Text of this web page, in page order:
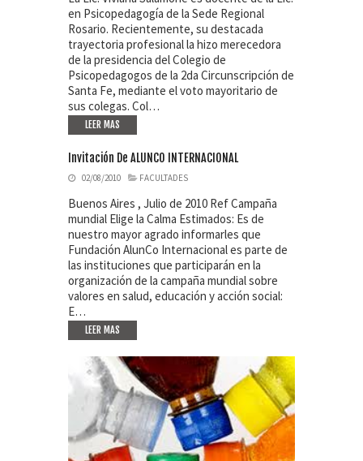
en Psicopedagogía de la Sede Regional
Rosario. Recientemente, su destacada
trayectoria profesional la hizo merecedora
de la presidencia del Colegio de
Psicopedagogos de la 2da Circunscripción de
Santa Fe, mediante el voto mayoritario de
sus colegas. Col…
LEER MAS
Invitación De ALUNCO INTERNACIONAL
02/08/2010 FACULTADES
Buenos Aires , Julio de 2010 Ref Campaña
mundial Elige la Calma Estimados: Es de
nuestro mayor agrado informarles que
Fundación AlunCo Internacional es parte de
las instituciones que participarán en la
organización de la campaña mundial sobre
valores en salud, educación y acción social:
E…
LEER MAS